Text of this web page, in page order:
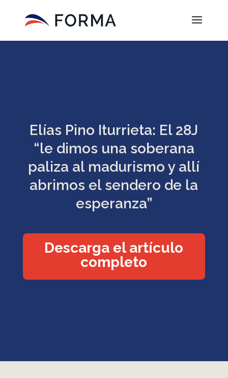
Elías Pino Iturrieta: El 28J
“le dimos una soberana
paliza al madurismo y allí
abrimos el sendero de la
esperanza”
Descarga el artículo
completo